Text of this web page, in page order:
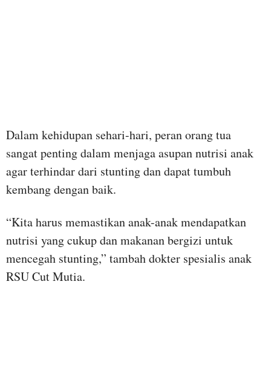
Dalam kehidupan sehari-hari, peran orang tua
sangat penting dalam menjaga asupan nutrisi anak
agar terhindar dari stunting dan dapat tumbuh
kembang dengan baik.
“Kita harus memastikan anak-anak mendapatkan
nutrisi yang cukup dan makanan bergizi untuk
mencegah stunting,” tambah dokter spesialis anak
RSU Cut Mutia.